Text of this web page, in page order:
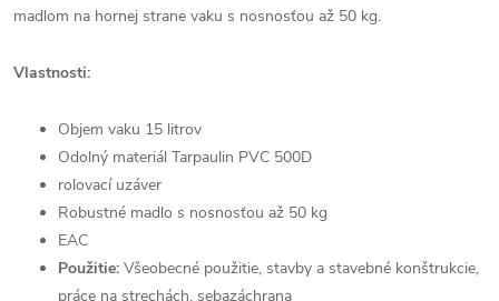
madlom na hornej strane vaku s nosnosťou až 50 kg.
Vlastnosti:
Objem vaku 15 litrov
Odolný materiál Tarpaulin PVC 500D
rolovací uzáver
Robustné madlo s nosnosťou až 50 kg
EAC
Použitie: Všeobecné použitie, stavby a stavebné konštrukcie,
práce na strechách, sebazáchrana